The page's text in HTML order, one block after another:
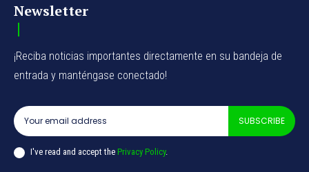
Newsletter
¡Reciba noticias importantes directamente en su bandeja de
entrada y manténgase conectado!
SUBSCRIBE
I've read and accept the Privacy Policy.